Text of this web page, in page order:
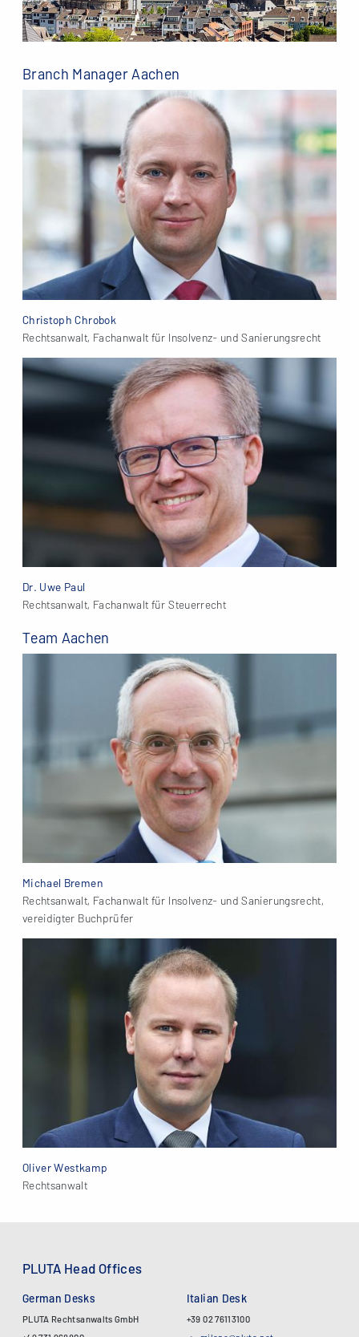
Branch Manager Aachen
Christoph Chrobok
Rechtsanwalt, Fachanwalt für Insolvenz- und Sanierungsrecht
Dr. Uwe Paul
Rechtsanwalt, Fachanwalt für Steuerrecht
Team Aachen
Michael Bremen
Rechtsanwalt, Fachanwalt für Insolvenz- und Sanierungsrecht,
vereidigter Buchprüfer
Oliver Westkamp
Rechtsanwalt
PLUTA Head Offices
German Desks
PLUTA Rechtsanwalts GmbH
Italian Desk
+39 02 76113100